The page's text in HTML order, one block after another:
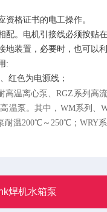
格证书的电工操作。
。电机引接线必须按贴
装置，必要时，也可以
:
红色为电源线；
高温离心泵、RGZ系列
温泵。其中，WM系列
温200℃～250℃；WRY系
焊机水箱泵